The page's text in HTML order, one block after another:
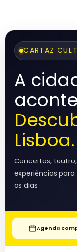
CARTAZ
A
Lisboa.
Concertos,
experiências
os dias.
Agenda